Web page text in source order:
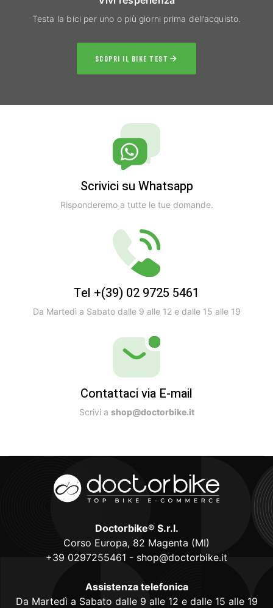
Testa la bici per uno o più giorni prima dell’acquisto.
SCOPRI IL BIKE TEST
Scrivici su Whatsapp
Risponderemo a tutte le tue domande.
Tel +(39) 02 9725 5461
Da Martedì a Sabato dalle 9 alle 12 e dalle 15 alle 19
Contattaci via E-mail
Scrivi a shop@doctorbike.it
Doctorbike® S.r.l.
Corso Europa, 82 Magenta (MI)
+39 0297255461 - shop@doctorbike.it
Assistenza telefonica
Da Martedì a Sabato dalle 9 alle 12 e dalle 15 alle 19